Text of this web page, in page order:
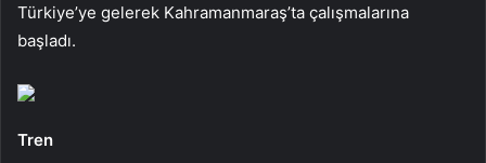
Türkiye’ye gelerek Kahramanmaraş’ta çalışmalarına
başladı.
Tren